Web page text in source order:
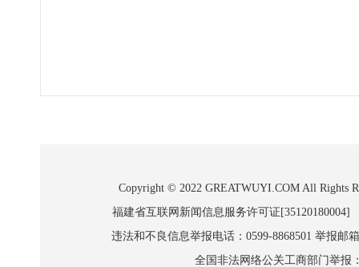
Copyright © 2022 GREATWUYI.COM All Rights
福建省互联网新闻信息服务许可证
违法和不良信息举报电话：0599-8868501 举报邮
全国非法网络公关工商部门举报